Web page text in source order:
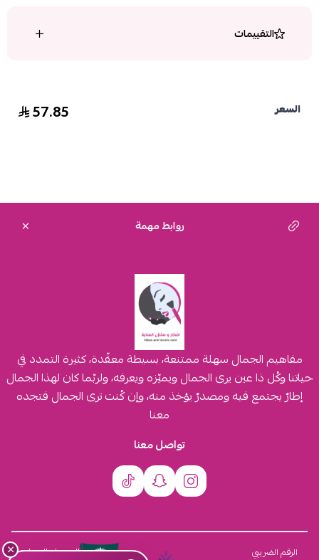
التقييمات
السعر 57.85
روابط مهمة
مفاهيم الجمال سهلة ممتنعة، بسيطة معقّدة، كثيرة التمدد في
حياتنا وكُل ذا عين يرى الجمال ويميّزه ويعرفه، ولربّما كان لهذا الجمال
إطارٌ يجتمع فيه ومصدرٌ يؤخذ منه، وإن كُنت ترى الجمال فتجده
معنا
تواصل معنا
الرقم الضريبي السجل التجاري×